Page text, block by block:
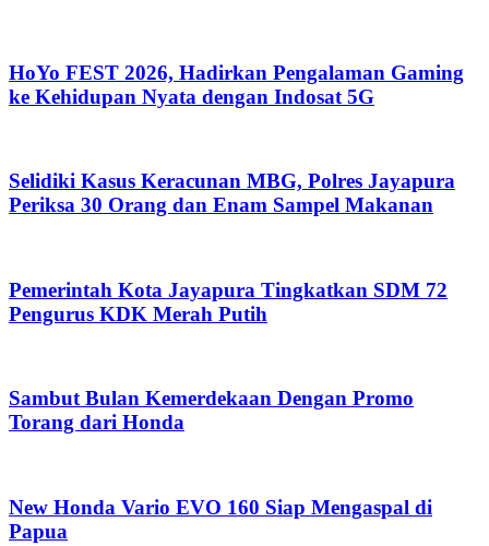
HoYo FEST 2026, Hadirkan Pengalaman Gaming
ke Kehidupan Nyata dengan Indosat 5G
Selidiki Kasus Keracunan MBG, Polres Jayapura
Periksa 30 Orang dan Enam Sampel Makanan
Pemerintah Kota Jayapura Tingkatkan SDM 72
Pengurus KDK Merah Putih
Sambut Bulan Kemerdekaan Dengan Promo
Torang dari Honda
New Honda Vario EVO 160 Siap Mengaspal di
Papua